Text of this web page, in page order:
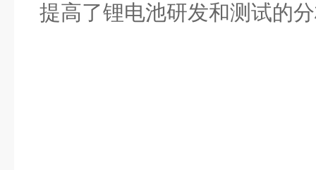
提高了锂电池研发和测试的